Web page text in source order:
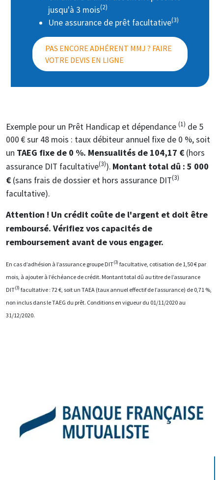
jusqu'à 3 mois(2)
Une assurance de prêt facultative(3)
PAS ENCORE ADHÉRENT MMJ ? FAIRE
VOTRE DEVIS EN LIGNE
Exemple pour un Prêt Handicap et dépendance (1) de 5
000 € sur 48 mois : taux débiteur annuel fixe de 0 %, soit
un TAEG fixe de 0 %. Mensualités de 104,17 € (hors
assurance DIT facultative(3)). Montant total dû : 5 000
€ (sans frais de dossier et hors assurance DIT(3)
facultative).
Attention ! Un crédit coûte de l'argent et doit être
remboursé. Vérifiez vos capacités de
remboursement avant de vous engager.
En cas d’adhésion à l’assurance groupe DIT(3) facultative, cotisation de 1,50 € par
mois, à ajouter à l’échéance de crédit. Montant total dû au titre de l’assurance
DIT(3) facultative : 72 €, soit un TAEA (taux annuel effectif de l’assurance) de 0,71 %,
non inclus dans le TAEG du prêt. Conditions en vigueur du 01/11/2020 au
31/12/2020.